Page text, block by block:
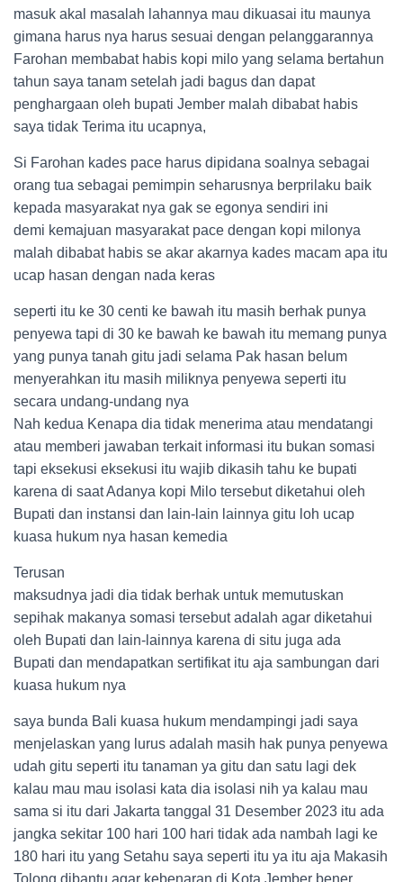
masuk akal masalah lahannya mau dikuasai itu maunya
gimana harus nya harus sesuai dengan pelanggarannya
Farohan membabat habis kopi milo yang selama bertahun
tahun saya tanam setelah jadi bagus dan dapat
penghargaan oleh bupati Jember malah dibabat habis
saya tidak Terima itu ucapnya,
Si Farohan kades pace harus dipidana soalnya sebagai
orang tua sebagai pemimpin seharusnya berprilaku baik
kepada masyarakat nya gak se egonya sendiri ini
demi kemajuan masyarakat pace dengan kopi milonya
malah dibabat habis se akar akarnya kades macam apa itu
ucap hasan dengan nada keras
seperti itu ke 30 centi ke bawah itu masih berhak punya
penyewa tapi di 30 ke bawah ke bawah itu memang punya
yang punya tanah gitu jadi selama Pak hasan belum
menyerahkan itu masih miliknya penyewa seperti itu
secara undang-undang nya
Nah kedua Kenapa dia tidak menerima atau mendatangi
atau memberi jawaban terkait informasi itu bukan somasi
tapi eksekusi eksekusi itu wajib dikasih tahu ke bupati
karena di saat Adanya kopi Milo tersebut diketahui oleh
Bupati dan instansi dan lain-lain lainnya gitu loh ucap
kuasa hukum nya hasan kemedia
Terusan
maksudnya jadi dia tidak berhak untuk memutuskan
sepihak makanya somasi tersebut adalah agar diketahui
oleh Bupati dan lain-lainnya karena di situ juga ada
Bupati dan mendapatkan sertifikat itu aja sambungan dari
kuasa hukum nya
saya bunda Bali kuasa hukum mendampingi jadi saya
menjelaskan yang lurus adalah masih hak punya penyewa
udah gitu seperti itu tanaman ya gitu dan satu lagi dek
kalau mau mau isolasi kata dia isolasi nih ya kalau mau
sama si itu dari Jakarta tanggal 31 Desember 2023 itu ada
jangka sekitar 100 hari 100 hari tidak ada nambah lagi ke
180 hari itu yang Setahu saya seperti itu ya itu aja Makasih
Tolong dibantu agar kebenaran di Kota Jember bener